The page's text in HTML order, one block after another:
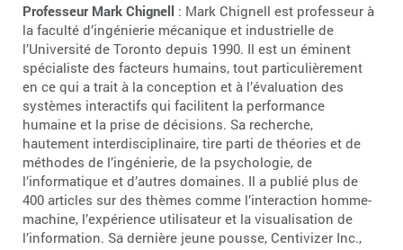
Professeur Mark Chignell : Mark Chignell est professeur à
la faculté d’ingénierie mécanique et industrielle de
l’Université de Toronto depuis 1990. Il est un éminent
spécialiste des facteurs humains, tout particulièrement
en ce qui a trait à la conception et à l’évaluation des
systèmes interactifs qui facilitent la performance
humaine et la prise de décisions. Sa recherche,
hautement interdisciplinaire, tire parti de théories et de
méthodes de l’ingénierie, de la psychologie, de
l’informatique et d’autres domaines. Il a publié plus de
400 articles sur des thèmes comme l’interaction homme-
machine, l’expérience utilisateur et la visualisation de
l’information. Sa dernière jeune pousse, Centivizer Inc.,